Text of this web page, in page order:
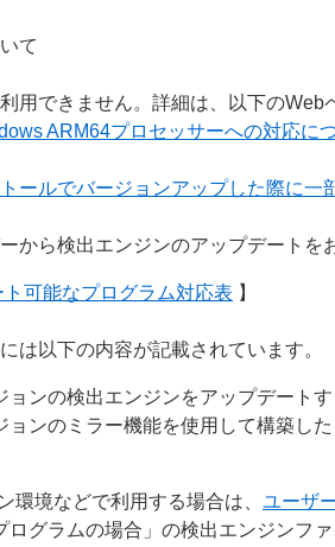
て
用できません。詳細は、以下の
ARM64プロセッサーへの対応に
トールでバージョンアップした際に一
から検出エンジンのアップデート
ト可能なプログラム対応表 】
は以下の内容が記載されています。
ョンの検出エンジンをアップデート
ョンのミラー機能を使用して構築し
環境などで利用する場合は、 ユーザ
ログラムの場合」の検出エンジンフ